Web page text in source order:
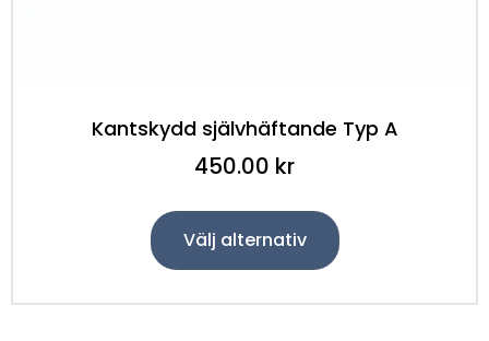
Kantskydd självhäftande Typ A
450.00 kr
Välj alternativ